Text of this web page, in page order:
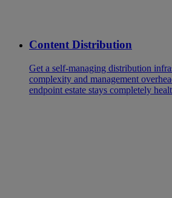
Content Distribution
Get a self-managing distribution
complexity and management
endpoint estate stays completely